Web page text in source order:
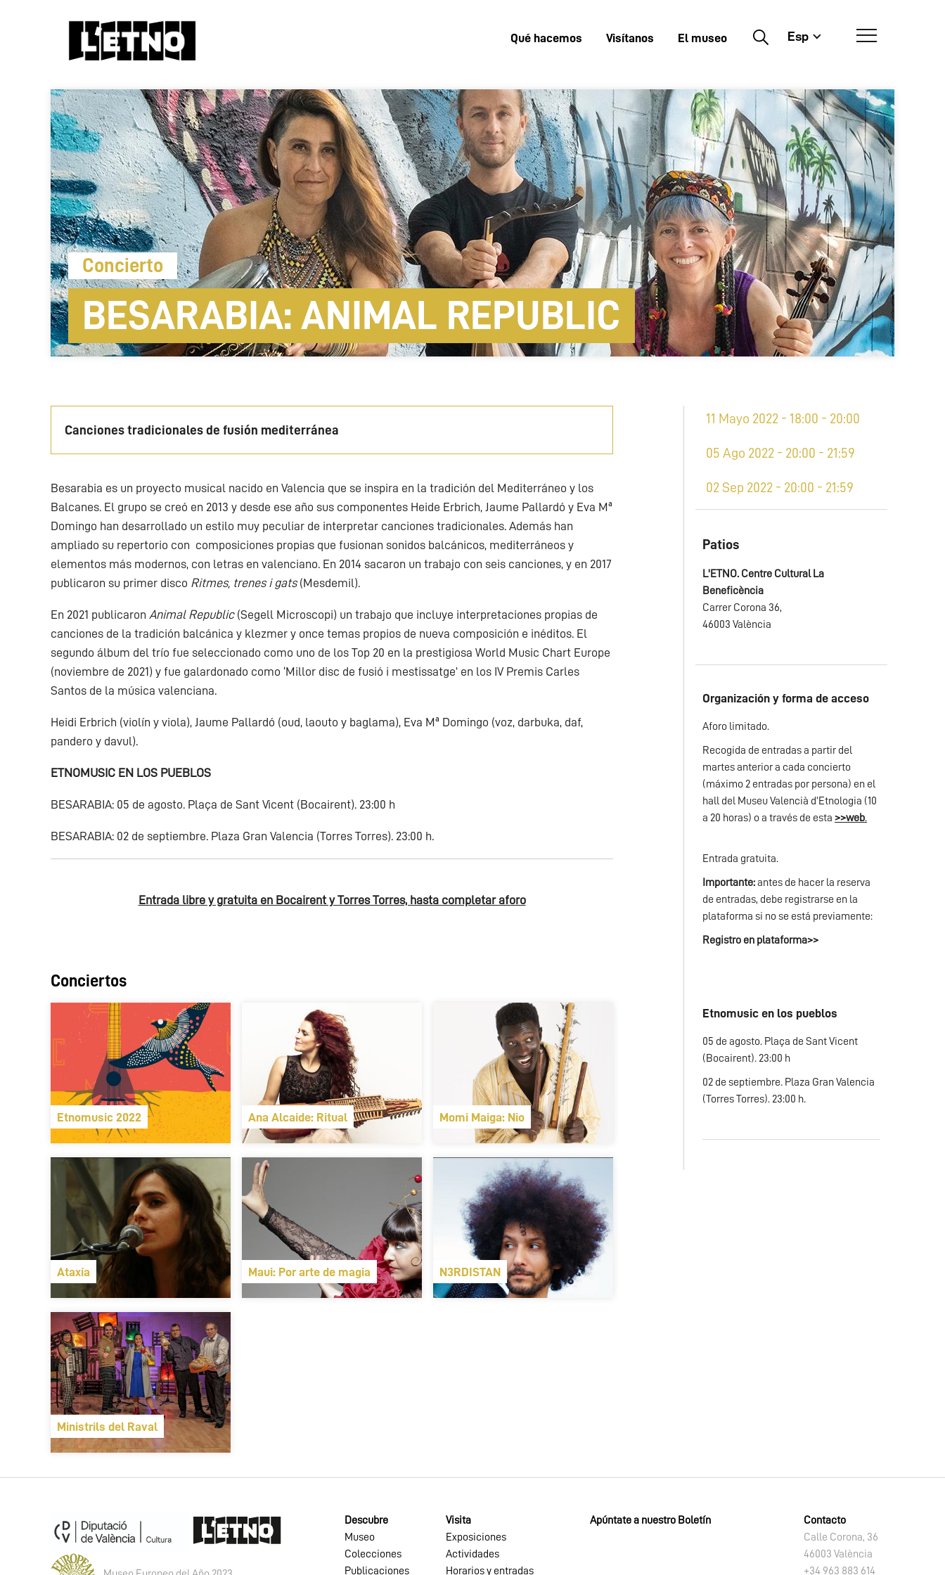
Menú
Qué hacemos Visítanos El museo Buscar Esp
Concierto
BESARABIA: ANIMAL REPUBLIC
Canciones tradicionales de fusión mediterránea
Besarabia es un proyecto musical nacido en Valencia que se inspira en la tradición del Mediterráneo y los
Balcanes. El grupo se creó en 2013 y desde ese año sus componentes Heide Erbrich, Jaume Pallardó y Eva Mª
Domingo han desarrollado un estilo muy peculiar de interpretar canciones tradicionales. Además han
ampliado su repertorio con composiciones propias que fusionan sonidos balcánicos, mediterráneos y
elementos más modernos, con letras en valenciano. En 2014 sacaron un trabajo con seis canciones, y en 2017
publicaron su primer disco Ritmes, trenes i gats(Mesdemil).
En 2021 publicaron Animal Republic(Segell Microscopi) un trabajo que incluye interpretaciones propias de
canciones de la tradición balcánica y klezmer y once temas propios de nueva composición e inéditos. El
segundo álbum del trío fue seleccionado como uno de los Top 20 en la prestigiosa World Music Chart Europe
(noviembre de 2021) y fue galardonado como ‘Millor disc de fusió i mestissatge’ en los IV Premis Carles
Santos de la música valenciana.
Heidi Erbrich (violín y viola), Jaume Pallardó (oud, laouto y baglama), Eva Mª Domingo (voz, darbuka, daf,
pandero y davul).
ETNOMUSIC EN LOS PUEBLOS
BESARABIA: 05 de agosto. Plaça de Sant Vicent (Bocairent). 23:00 h
BESARABIA: 02 de septiembre. Plaza Gran Valencia (Torres Torres). 23:00 h.
Entrada libre y gratuita en Bocairent y Torres Torres, hasta completar aforo
Conciertos
Etnomusic 2022 Ana Alcaide: Ritual Momi Maiga: Nio
Ataxía Maui: Por arte de magia N3RDISTAN
Ministrils del Raval
11 Mayo 2022 - 18:00 - 20:00
05 Ago 2022 - 20:00 - 21:59
02 Sep 2022 - 20:00 - 21:59
Patios
L'ETNO. Centre Cultural La
Beneficència
Carrer Corona 36,
46003 València
Organización y forma de acceso
Aforo limitado.
Recogida de entradas a partir del
martes anterior a cada concierto
(máximo 2 entradas por persona) en el
hall del Museu Valencià d’Etnologia (10
a 20 horas) o a través de esta >>web.
Entrada gratuita.
Importante:antes de hacer la reserva
de entradas, debe registrarse en la
plataforma si no se está previamente:
Registro en plataforma>>
Etnomusic en los pueblos
05 de agosto. Plaça de Sant Vicent
(Bocairent). 23:00 h
02 de septiembre. Plaza Gran Valencia
(Torres Torres). 23:00 h.
Descubre
Museo
Colecciones
Publicaciones
Visita
Exposiciones
Actividades
Horarios y entradas
Apúntate a nuestro Boletín
Contacto
Calle Corona, 36
46003 València
+34 963 883 614